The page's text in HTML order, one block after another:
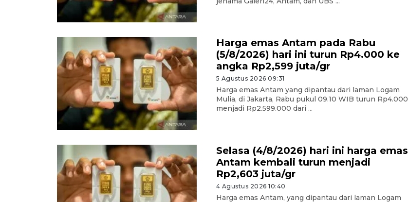
Harga emas Antam pada Rabu
(5/8/2026) hari ini turun Rp4.000 ke
angka Rp2,599 juta/gr
5 Agustus 2026 09:31
Harga emas Antam yang dipantau dari laman Logam
Mulia, di Jakarta, Rabu pukul 09.10 WIB turun Rp4.000
menjadi Rp2.599.000 dari ...
Selasa (4/8/2026) hari ini harga emas
Antam kembali turun menjadi
Rp2,603 juta/gr
4 Agustus 2026 10:40
Harga emas Antam, yang dipantau dari laman Logam